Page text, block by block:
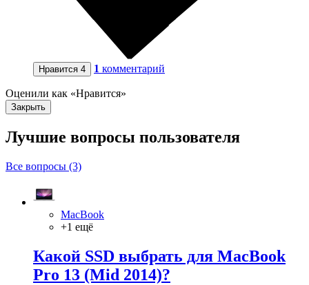
Нравится 4 1 комментарий
Оценили как «Нравится»
Закрыть
Лучшие вопросы пользователя
Все вопросы (3)
MacBook
+1 ещё
Какой SSD выбрать для MacBook
Pro 13 (Mid 2014)?